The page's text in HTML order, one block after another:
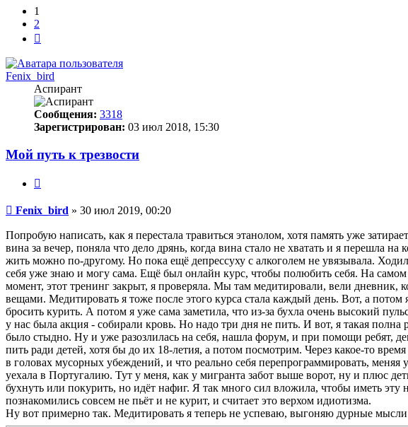
1
2
Fenix_bird
Аспирант
Сообщения: 3318
Зарегистрирован: 03 июл 2018, 15:30
Мой путь к трезвости
Сообщение
Fenix_bird » 30 июл 2019, 00:20
Попробую написать, как я перестала травиться этанолом, хотя память уже
вина за вечер, поняла что дело дрянь, когда вина стало не хватать и я перешла
жить можно по-другому. Но пока ещё депрессуху с алкоголем не увязывала.
себя уже знаю и могу сама. Ещё был онлайн курс, чтобы полюбить себя. На
момент, этот тренинг закрыт, я проверяла. Мы там медитировали, вели
вещами. Медитировать я тоже после этого курса стала каждый день. Вот, а
бросить курить. А потом я уже сама заметила, что из-за бухла очень высокий
у нас была акция - собирали кровь. Но надо три дня не пить. И вот, я такая
было стыдно. Ну и уже разозлилась на себя, нашла форум, и при помощи ребят,
пить ради детей, хотя бы до их 18-летия, а потом посмотрим. Через какое-то
в головах мусорных убеждений, и что реально себя перепрограммировать,
уехала в Португалию. Тут у меня, как у мигранта забот выше ворот, ну и плюс
бухнуть или покурить, но идёт нафиг. Я так много сил вложила, чтобы иметь
познакомились совсем не пьёт и не курит, и считает это верхом идиотизма.
Ну вот примерно так. Медитировать я теперь не успеваю, выгоняю дурные